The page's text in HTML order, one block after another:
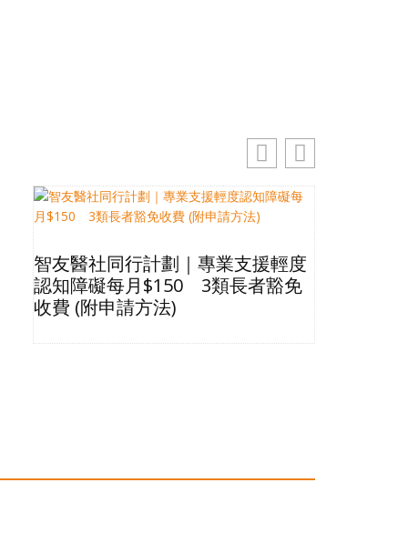
智友醫社同行計劃｜專業支援輕度
認知障礙每月$150 3類長者豁免
收費 (附申請方法)